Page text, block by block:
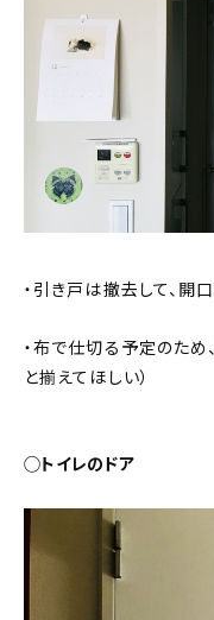
・引き戸は撤去して、開
・布で仕切る予定のため
と揃えてほしい）
◯トイレのドア